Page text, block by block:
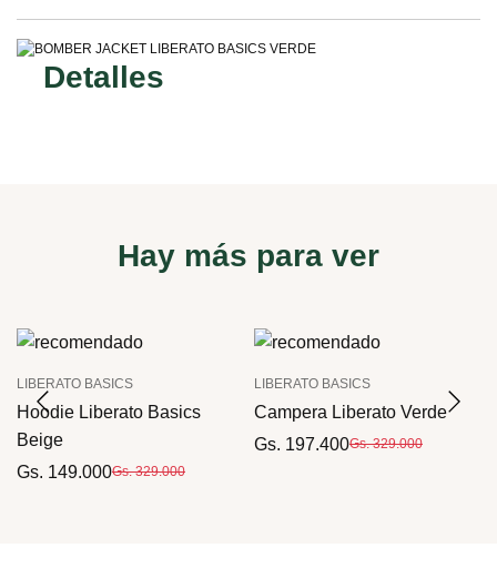
Detalles
Hay más para ver
LIBERATO BASICS
Hoodie Liberato Basics
Beige
Gs. 149.000Gs. 329.000
LIBERATO BASICS
Campera Liberato Verde
Gs. 197.400Gs. 329.000